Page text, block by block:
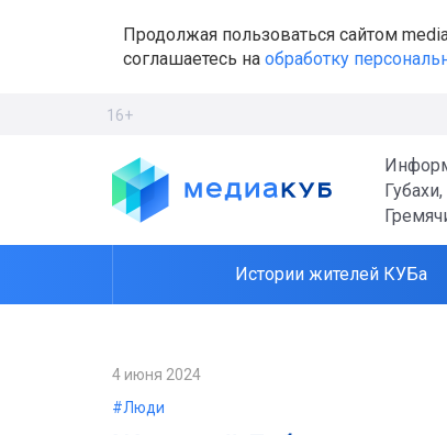
Продолжая пользоваться сайтом
соглашаетесь на обработку
16+
Истории жителей КУБа
4 июня 2024
#Люди